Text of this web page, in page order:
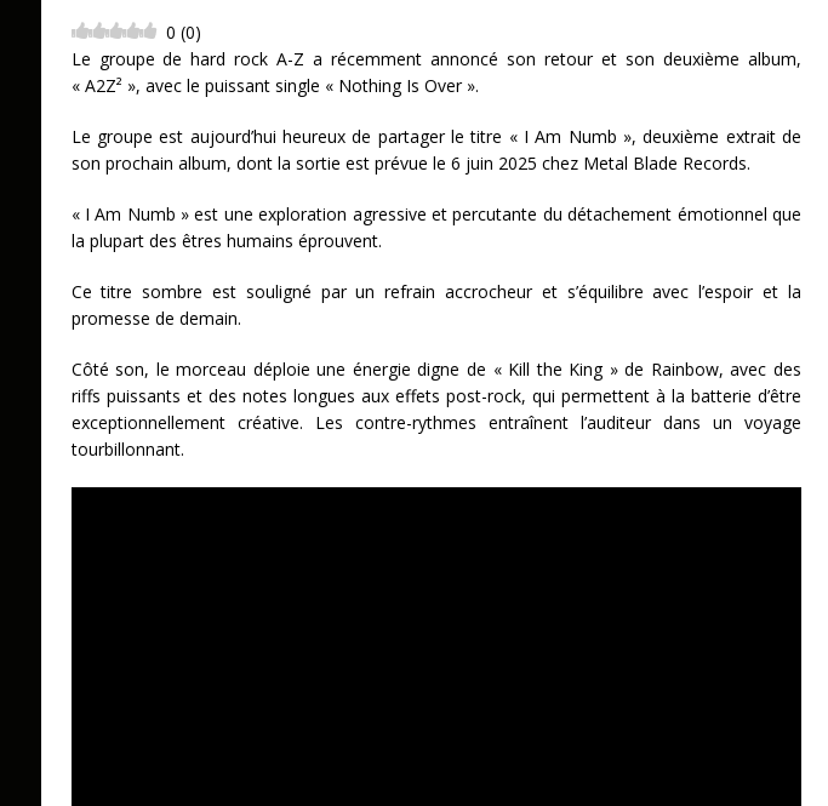
0 (0)
Le groupe de hard rock A-Z a récemment annoncé son retour et son deuxième album,
« A2Z² », avec le puissant single « Nothing Is Over ».
Le groupe est aujourd’hui heureux de partager le titre « I Am Numb », deuxième extrait de
son prochain album, dont la sortie est prévue le 6 juin 2025 chez Metal Blade Records.
« I Am Numb » est une exploration agressive et percutante du détachement émotionnel que
la plupart des êtres humains éprouvent.
Ce titre sombre est souligné par un refrain accrocheur et s’équilibre avec l’espoir et la
promesse de demain.
Côté son, le morceau déploie une énergie digne de « Kill the King » de Rainbow, avec des
riffs puissants et des notes longues aux effets post-rock, qui permettent à la batterie d’être
exceptionnellement créative. Les contre-rythmes entraînent l’auditeur dans un voyage
tourbillonnant.